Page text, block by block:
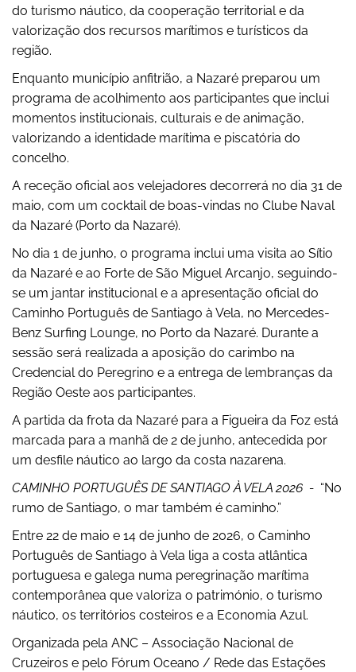
do turismo náutico, da cooperação territorial e da
valorização dos recursos marítimos e turísticos da
região.
Enquanto município anfitrião, a Nazaré preparou um
programa de acolhimento aos participantes que inclui
momentos institucionais, culturais e de animação,
valorizando a identidade marítima e piscatória do
concelho.
A receção oficial aos velejadores decorrerá no dia 31 de
maio, com um cocktail de boas-vindas no Clube Naval
da Nazaré (Porto da Nazaré).
No dia 1 de junho, o programa inclui uma visita ao Sítio
da Nazaré e ao Forte de São Miguel Arcanjo, seguindo-
se um jantar institucional e a apresentação oficial do
Caminho Português de Santiago à Vela, no Mercedes-
Benz Surfing Lounge, no Porto da Nazaré. Durante a
sessão será realizada a aposição do carimbo na
Credencial do Peregrino e a entrega de lembranças da
Região Oeste aos participantes.
A partida da frota da Nazaré para a Figueira da Foz está
marcada para a manhã de 2 de junho, antecedida por
um desfile náutico ao largo da costa nazarena.
CAMINHO PORTUGUÊS DE SANTIAGO À VELA 2026 - “No
rumo de Santiago, o mar também é caminho.”
Entre 22 de maio e 14 de junho de 2026, o Caminho
Português de Santiago à Vela liga a costa atlântica
portuguesa e galega numa peregrinação marítima
contemporânea que valoriza o património, o turismo
náutico, os territórios costeiros e a Economia Azul.
Organizada pela ANC – Associação Nacional de
Cruzeiros e pelo Fórum Oceano / Rede das Estações